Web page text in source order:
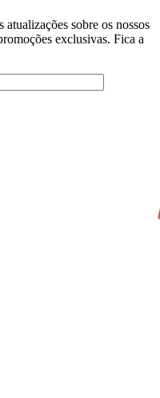
atualizações sobre os nossos
exclusivas. Fica a